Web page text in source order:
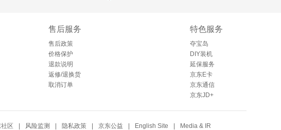
售后服务
售后政策
价格保护
退款说明
返修/退换货
取消订单
特色服务
夺宝岛
DIY装机
延保服务
京东E卡
京东通信
京东JD+
区 风险监测 隐私政策 京东公益 English Site Media & IR